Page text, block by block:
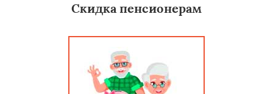
Скидка пенсионерам